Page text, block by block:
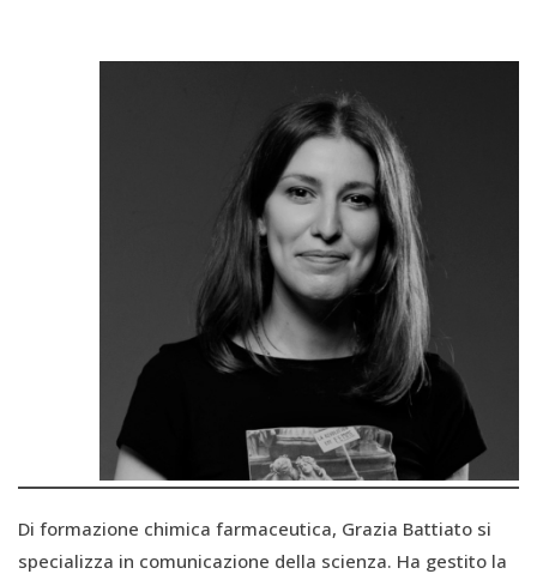
Di formazione chimica farmaceutica, Grazia Battiato si
specializza in comunicazione della scienza. Ha gestito la